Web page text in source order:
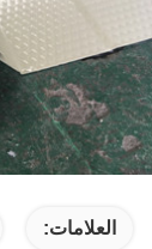
العلامات: